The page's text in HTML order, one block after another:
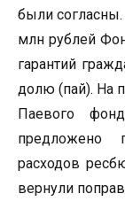
были
млн рублей
гарантий
долю (пай). На
Паевого
предложено
расходов
вернули